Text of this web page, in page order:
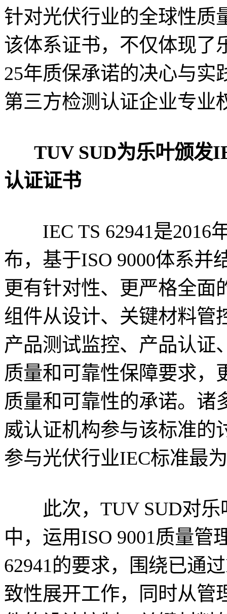
针对光伏行业的全球性质
该体系证书，不仅体现了
25年质保承诺的决心与实
第三方检测认证企业专业
TUV SUD为乐叶颁发
认证证书
IEC TS 62941是2016
布，基于ISO 9000体系并
更有针对性、更严格全面
组件从设计、关键材料管
产品测试监控、产品认证
质量和可靠性保障要求，
质量和可靠性的承诺。诸
威认证机构参与该标准的
参与光伏行业IEC标准最
此次，TUV SUD对乐
中，运用ISO 9001质量管
62941的要求，围绕已通
致性展开工作，同时从管